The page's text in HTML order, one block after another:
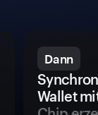
Dann
Wallet